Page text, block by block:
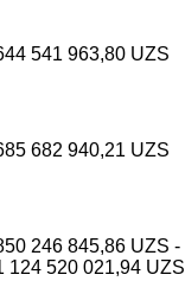
541 963,80 UZS
682 940,21 UZS
246 845,86 UZS -
124 520 021,94 UZS